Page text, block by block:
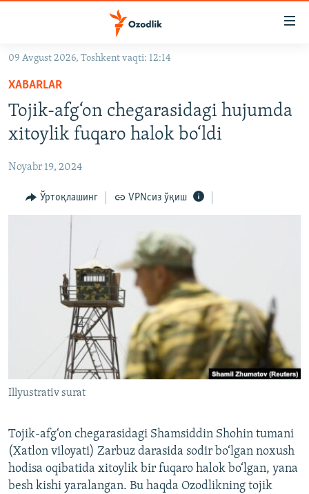
Асосий
навигацияга
ўтинг
Қидиришга
OZODVIDEO
OZODARXIV
На русском
ИЖТИМОИЙ ТАРМОҚЛАР
Озодлик бошқа тилларда
09 Avgust 2026, Toshkent vaqti: 12:14
XABARLAR
Tojik-afg‘on chegarasidagi hujumda
xitoylik fuqaro halok bo‘ldi
Noyabr 19, 2024
Ўртоқлашинг VPNсиз ўқиш
Illyustrativ surat
Tojik-afg‘on chegarasidagi Shamsiddin Shohin tumani
(Xatlon viloyati) Zarbuz darasida sodir bo‘lgan noxush
hodisa oqibatida xitoylik bir fuqaro halok bo‘lgan, yana
besh kishi yaralangan. Bu haqda Ozodlikning tojik